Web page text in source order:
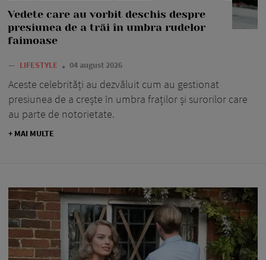
Vedete care au vorbit deschis despre
presiunea de a trăi în umbra rudelor
faimoase
— LIFESTYLE 04 august 2026
Aceste celebrități au dezvăluit cum au gestionat
presiunea de a crește în umbra fraților și surorilor care
au parte de notorietate.
+ MAI MULTE